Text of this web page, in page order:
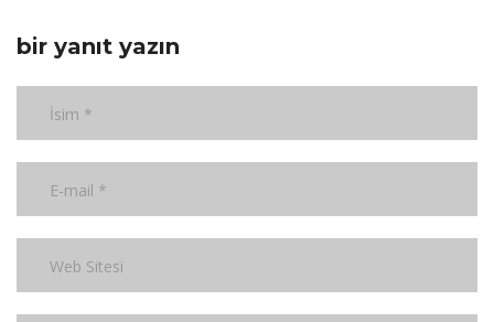
bir yanıt yazın